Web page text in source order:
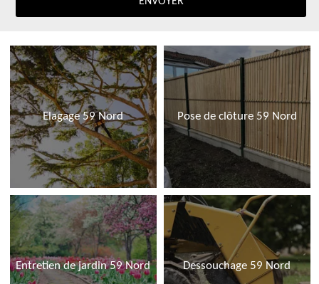
Elagage 59 Nord Pose de clôture 59 Nord
Entretien de jardin 59 Nord Dessouchage 59 Nord